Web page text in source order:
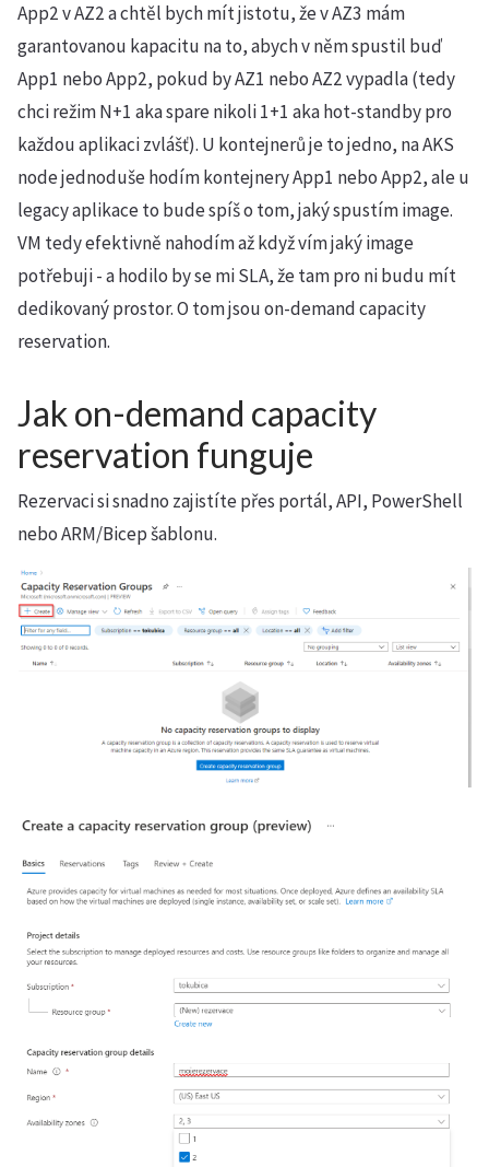
App2 v AZ2 a chtěl bych mít jistotu, že v AZ3 mám
garantovanou kapacitu na to, abych v něm spustil buď
App1 nebo App2, pokud by AZ1 nebo AZ2 vypadla (tedy
chci režim N+1 aka spare nikoli 1+1 aka hot-standby pro
každou aplikaci zvlášť). U kontejnerů je to jedno, na AKS
node jednoduše hodím kontejnery App1 nebo App2, ale u
legacy aplikace to bude spíš o tom, jaký spustím image.
VM tedy efektivně nahodím až když vím jaký image
potřebuji - a hodilo by se mi SLA, že tam pro ni budu mít
dedikovaný prostor. O tom jsou on-demand capacity
reservation.
Jak on-demand capacity
reservation funguje
Rezervaci si snadno zajistíte přes portál, API, PowerShell
nebo ARM/Bicep šablonu.